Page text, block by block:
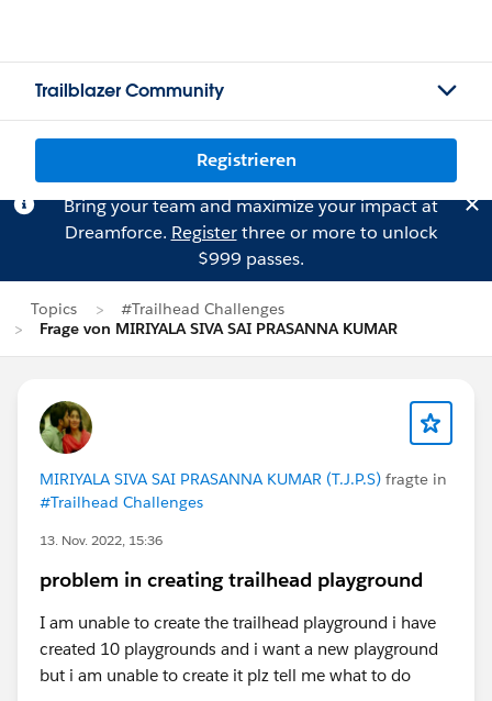
Trailblazer Community
Registrieren
Bring your team and maximize your impact at
Dreamforce. Registerthree or more to unlock
$999 passes.
Topics
#Trailhead Challenges
Frage von MIRIYALA SIVA SAI PRASANNA KUMAR
MIRIYALA SIVA SAI PRASANNA KUMAR (T.J.P.S) fragte in
#Trailhead Challenges
13. Nov. 2022, 15:36
problem in creating trailhead playground
I am unable to create the trailhead playground i have
created 10 playgrounds and i want a new playground
but i am unable to create it plz tell me what to do